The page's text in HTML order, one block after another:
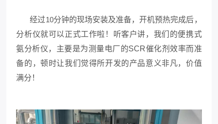
经过10分钟的现场安装及准备，开机预热完成后，
分析仪就可以正式工作啦！听客户讲，我们的便携式
氨分析仪，主要是为测量电厂的SCR催化剂效率而准
备的，顿时让我们觉得所开发的产品意义非凡，价值
满分！